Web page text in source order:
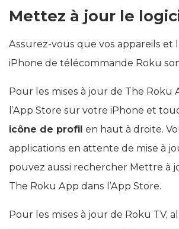
Mettez à jour le
Assurez-vous que vos appareils et
iPhone de télécommande Roku
Pour les mises à jour de The Roku
l’App Store sur votre iPhone et
icône de profil en haut à droite.
applications en attente de mise à
pouvez aussi rechercher Mettre à
The Roku App dans l’App Store.
Pour les mises à jour de Roku TV,